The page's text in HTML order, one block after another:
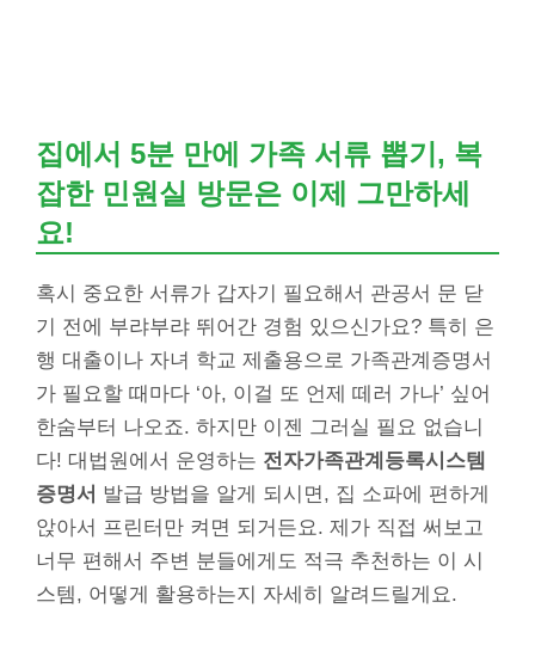
집에서 5분 만에 가족 서류 뽑기, 복
잡한 민원실 방문은 이제 그만하세
요!
혹시 중요한 서류가 갑자기 필요해서 관공서 문 닫
기 전에 부랴부랴 뛰어간 경험 있으신가요? 특히 은
행 대출이나 자녀 학교 제출용으로 가족관계증명서
가 필요할 때마다 ‘아, 이걸 또 언제 떼러 가나’ 싶어
한숨부터 나오죠. 하지만 이젠 그러실 필요 없습니
다! 대법원에서 운영하는 전자가족관계등록시스템
증명서 발급 방법을 알게 되시면, 집 소파에 편하게
앉아서 프린터만 켜면 되거든요. 제가 직접 써보고
너무 편해서 주변 분들에게도 적극 추천하는 이 시
스템, 어떻게 활용하는지 자세히 알려드릴게요.